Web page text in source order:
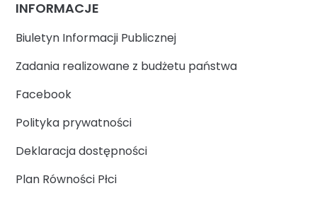
INFORMACJE
Biuletyn Informacji Publicznej
Zadania realizowane z budżetu państwa
Facebook
Polityka prywatności
Deklaracja dostępności
Plan Równości Płci